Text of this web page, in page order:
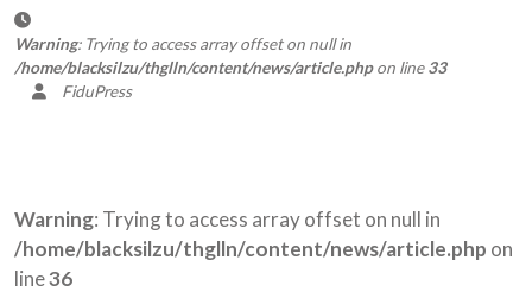
Warning: Trying to access array offset on null in
/home/blacksilzu/thglln/content/news/article.phpon line33
FiduPress
Warning: Trying to access array offset on null in
/home/blacksilzu/thglln/content/news/article.php on
line36